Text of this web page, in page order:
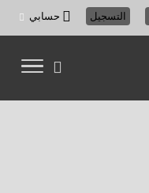
التسجيل حسابي